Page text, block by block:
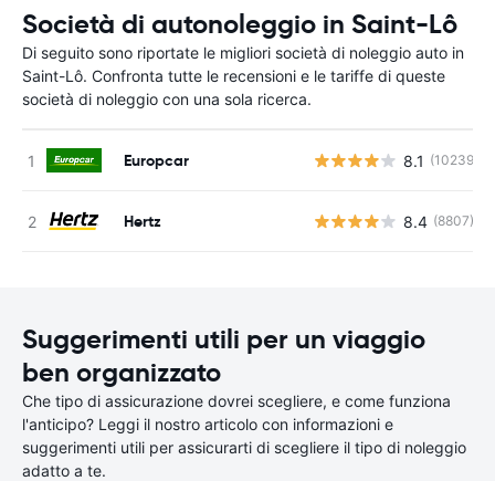
Società di autonoleggio in Saint-Lô
Di seguito sono riportate le migliori società di noleggio auto in
Saint-Lô. Confronta tutte le recensioni e le tariffe di queste
società di noleggio con una sola ricerca.
Europcar 8.1 (10239)
Hertz 8.4 (8807)
Suggerimenti utili per un viaggio
ben organizzato
Che tipo di assicurazione dovrei scegliere, e come funziona
l'anticipo? Leggi il nostro articolo con informazioni e
suggerimenti utili per assicurarti di scegliere il tipo di noleggio
adatto a te.